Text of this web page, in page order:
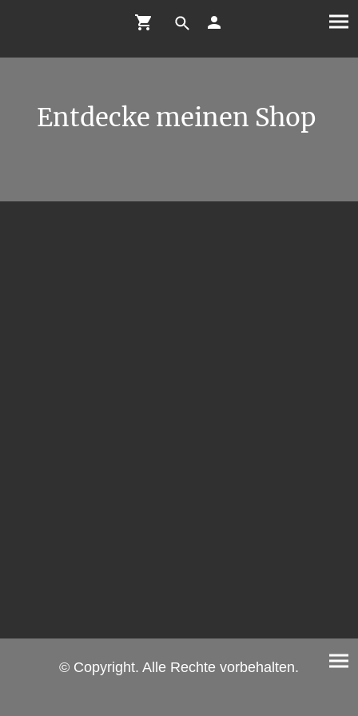
Entdecke meinen Shop
© Copyright. Alle Rechte vorbehalten.